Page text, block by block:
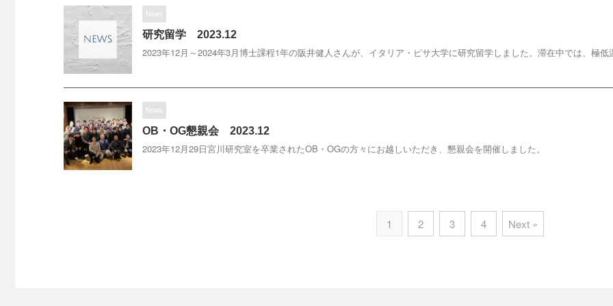
News
研究留学 2023.12
2023年12月～2024年3月博士課程1年の阪井健人さんが、イタリア・ピサ大学に研究留学しました。滞在中では、極
News
OB・OG懇親会 2023.12
2023年12月29日宮川研究室を卒業されたOB・OGの方々にお越しいただき、懇親会を開催しました。
1 2 3 4 Next »